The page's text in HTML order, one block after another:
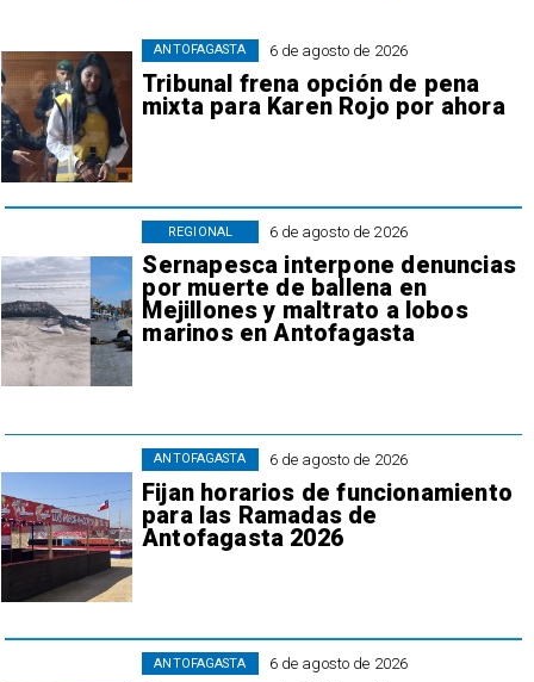
6 de agosto de 2026
Tribunal frena opción de pena
mixta para Karen Rojo por ahora
ANTOFAGASTA
6 de agosto de 2026
Sernapesca interpone denuncias
por muerte de ballena en
Mejillones y maltrato a lobos
marinos en Antofagasta
REGIONAL
6 de agosto de 2026
Fijan horarios de funcionamiento
para las Ramadas de
Antofagasta 2026
ANTOFAGASTA
6 de agosto de 2026
ANTOFAGASTA